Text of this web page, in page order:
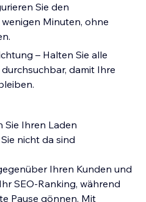
Sie den
Minuten, ohne
– Halten Sie alle
damit Ihre
Sie Ihren Laden
nicht da sind
Ihren Kunden und
SEO-Ranking, während
Pause gönnen. Mit